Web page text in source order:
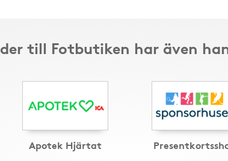
till Fotbutiken har även
Apotek Hjärtat